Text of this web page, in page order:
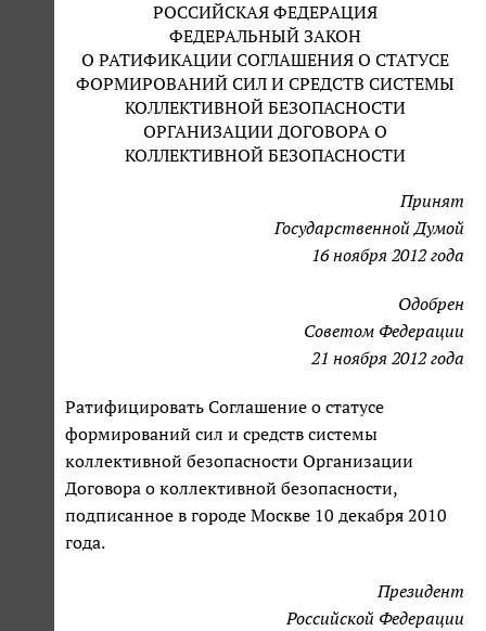
РОССИЙСКАЯ ФЕДЕРАЦИЯ
ФЕДЕРАЛЬНЫЙ ЗАКОН
О РАТИФИКАЦИИ СОГЛАШЕНИЯ О СТАТУСЕ
ФОРМИРОВАНИЙ СИЛ И СРЕДСТВ СИСТЕМЫ
КОЛЛЕКТИВНОЙ БЕЗОПАСНОСТИ
ОРГАНИЗАЦИИ ДОГОВОРА О
КОЛЛЕКТИВНОЙ БЕЗОПАСНОСТИ
Принят
Государственной Думой
16 ноября 2012 года
Одобрен
Советом Федерации
21 ноября 2012 года
Ратифицировать Соглашение о статусе
формирований сил и средств системы
коллективной безопасности Организации
Договора о коллективной безопасности,
подписанное в городе Москве 10 декабря 2010
года.
Президент
Российской Федерации